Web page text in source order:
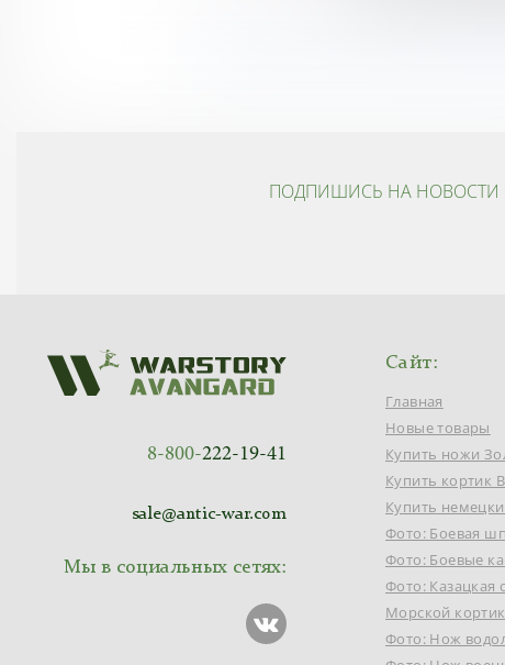
ПОДПИШИСЬ НА НОВОСТИ
8-800-222-19-41
sale@antic-war.com
Мы в социальных сетях:
Сайт:
Главная
Новые товары
Купить ножи
Купить кортик
Купить
Фото: Боевая
Фото: Боевые
Фото: Казацкая
Морской кортик
Фото: Нож